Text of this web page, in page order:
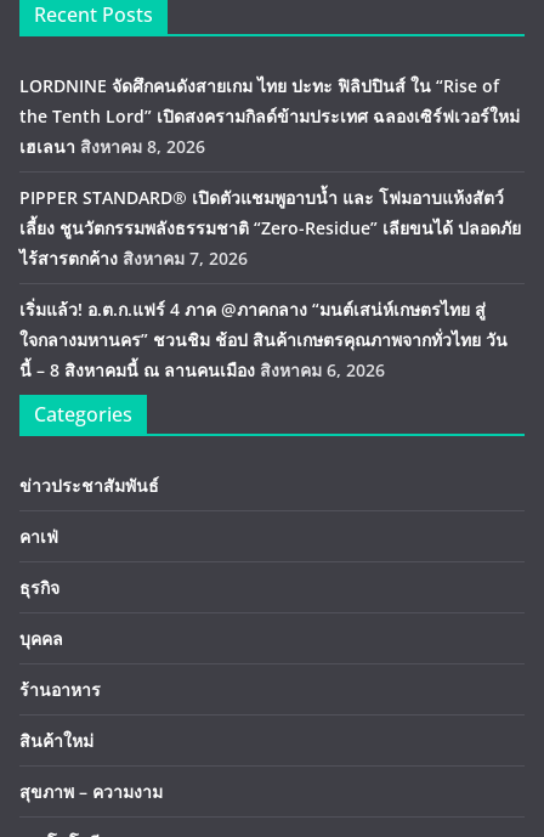
Recent Posts
LORDNINE จัดศึกคนดังสายเกม ไทย ปะทะ ฟิลิปปินส์ ใน “Rise of
the Tenth Lord” เปิดสงครามกิลด์ข้ามประเทศ ฉลองเซิร์ฟเวอร์ใหม่
เฮเลนา สิงหาคม 8, 2026
PIPPER STANDARD® เปิดตัวแชมพูอาบน้ำ และ โฟมอาบแห้งสัตว์
เลี้ยง ชูนวัตกรรมพลังธรรมชาติ “Zero-Residue” เลียขนได้ ปลอดภัย
ไร้สารตกค้าง สิงหาคม 7, 2026
เริ่มแล้ว! อ.ต.ก.แฟร์ 4 ภาค @ภาคกลาง “มนต์เสน่ห์เกษตรไทย สู่
ใจกลางมหานคร” ชวนชิม ช้อป สินค้าเกษตรคุณภาพจากทั่วไทย วัน
นี้ – 8 สิงหาคมนี้ ณ ลานคนเมือง สิงหาคม 6, 2026
Categories
ข่าวประชาสัมพันธ์
คาเฟ่
ธุรกิจ
บุคคล
ร้านอาหาร
สินค้าใหม่
สุขภาพ – ความงาม